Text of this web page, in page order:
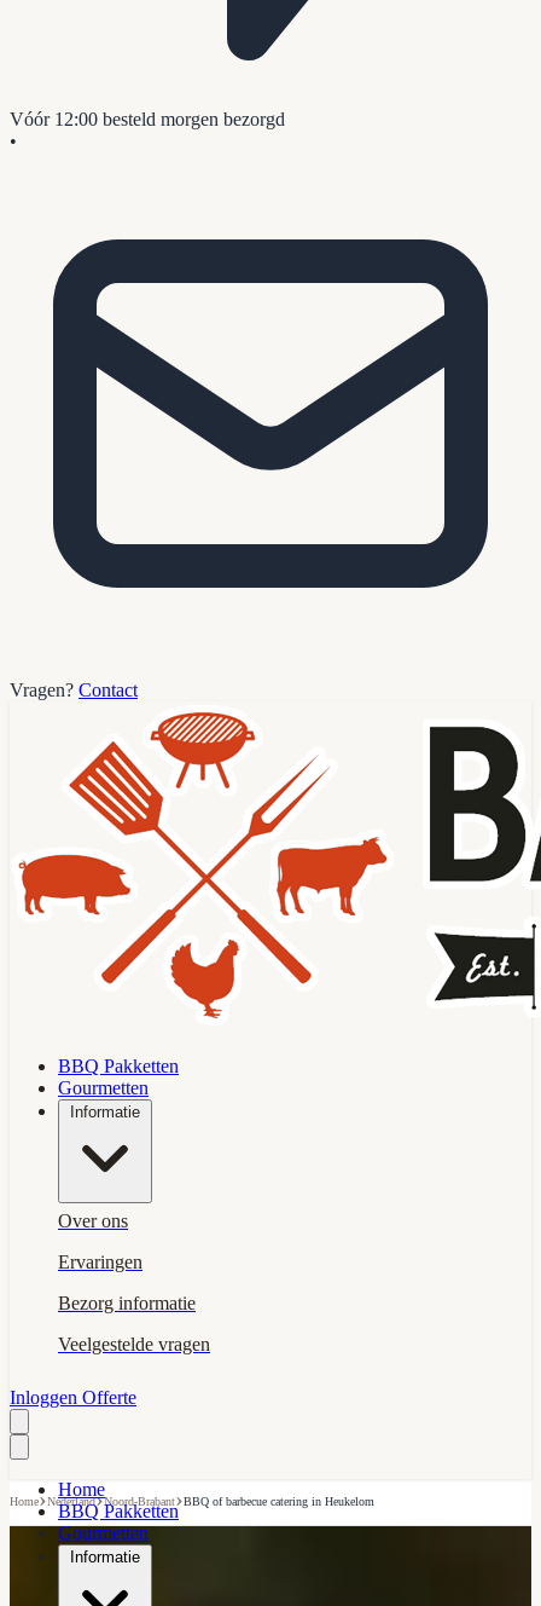
Vóór 12:00 besteld morgen bezorgd
•
Vragen? Contact
BBQ Pakketten
Gourmetten
Informatie
Over ons
Ervaringen
Bezorg informatie
Veelgestelde vragen
Inloggen Offerte
Home
BBQ Pakketten
Gourmetten
Informatie
Home›Nederland›Noord-Brabant›BBQ of barbecue catering in Heukelom